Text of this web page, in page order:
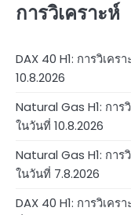
การวิเคราะห์
DAX 40 H1: การวิเค
10.8.2026
Natural Gas H1: การ
ในวันที่ 10.8.2026
Natural Gas H1: กา
ในวันที่ 7.8.2026
DAX 40 H1: การวิเค